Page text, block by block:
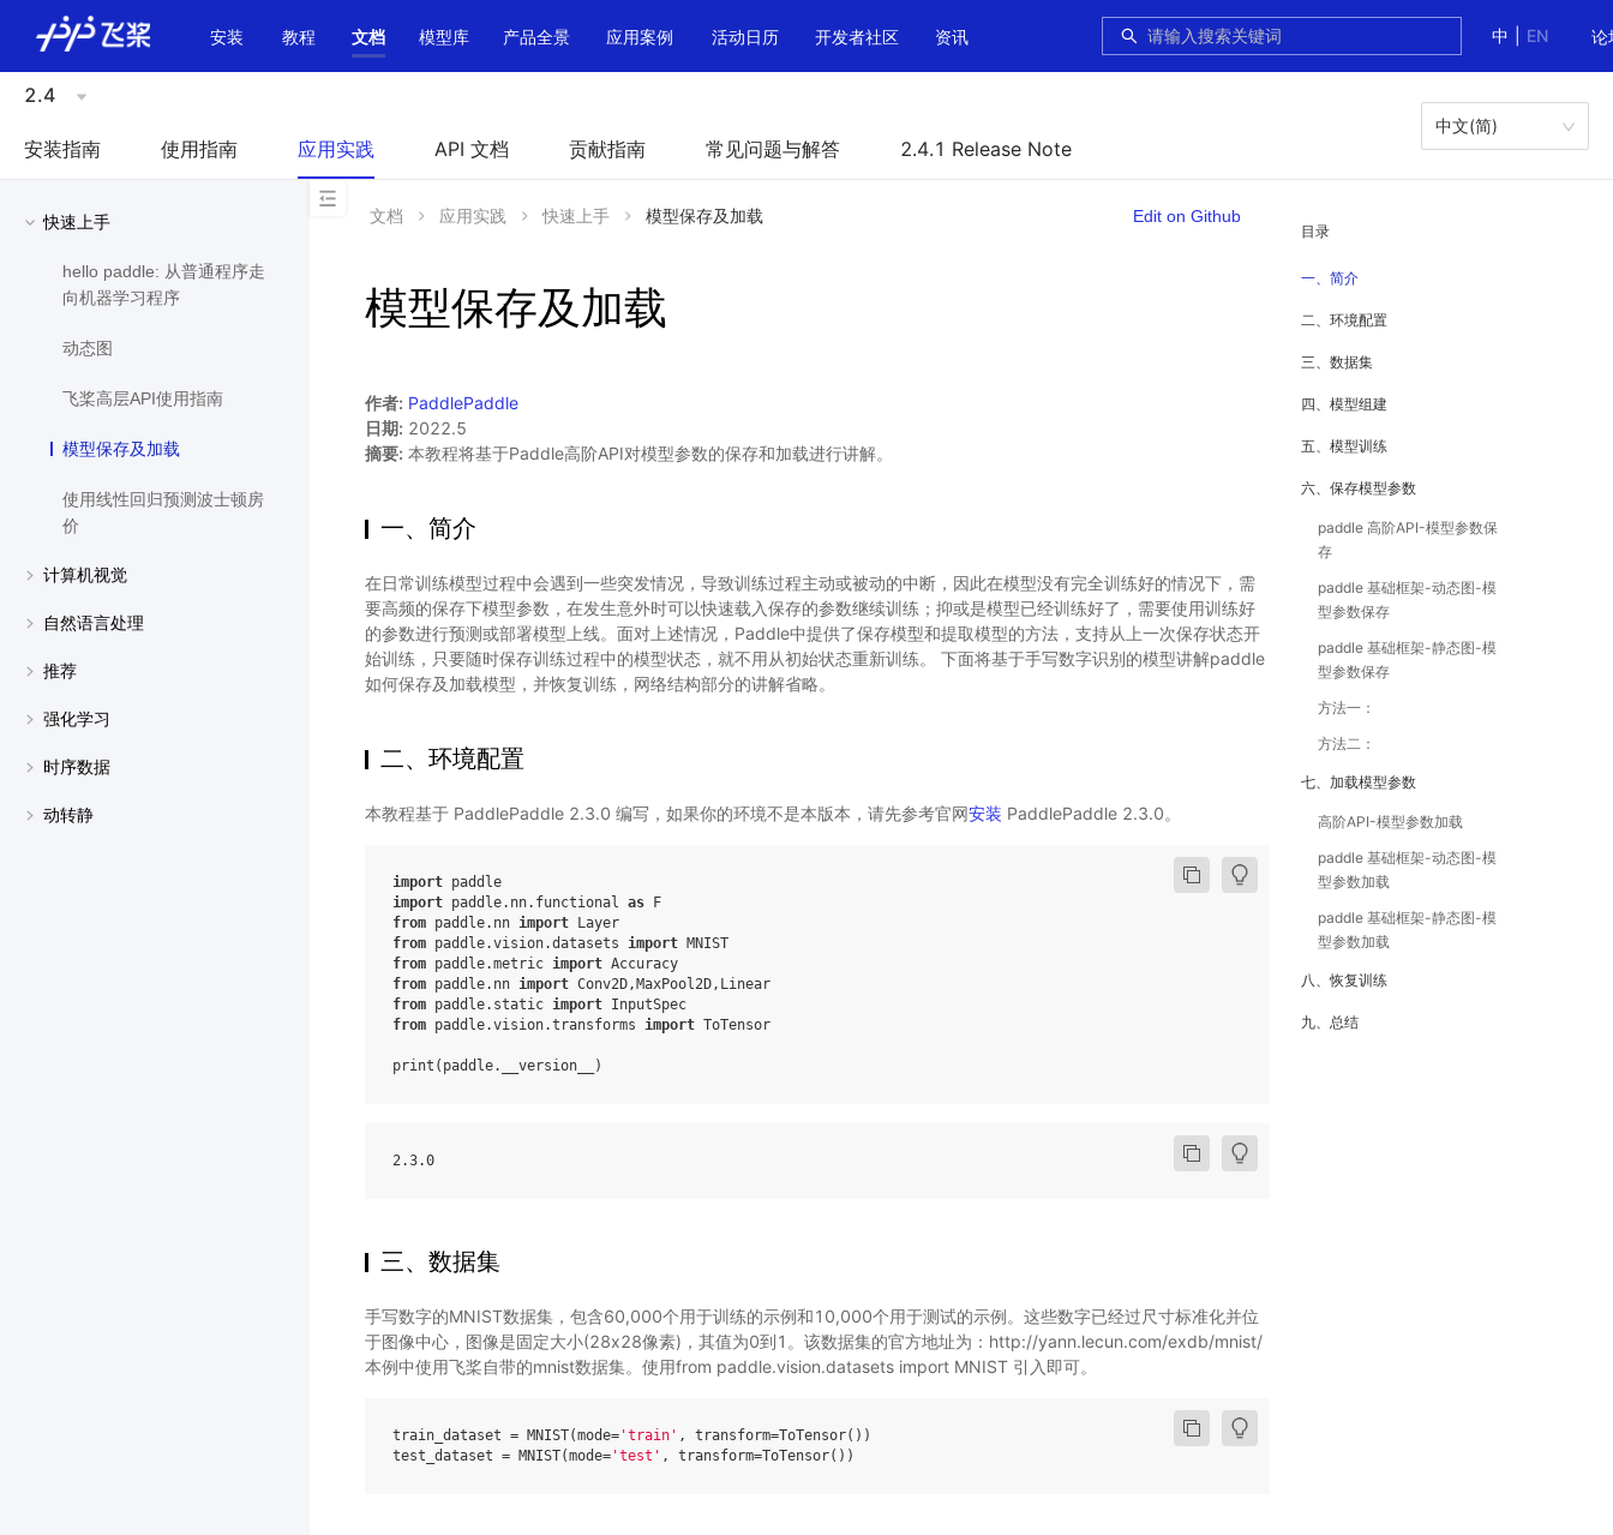
中
EN 论
安装 教程 文档 模型库 产品全景 应用案例 活动日历 开发者社区 资讯
2.4
安装指南 使用指南 应用实践 API 文档 贡献指南 常见问题与解答 2.4.1 Release Note
中文(简)
快速上手
hello paddle: 从普通程序走
向机器学习程序
动态图
飞桨高层API使用指南
模型保存及加载
使用线性回归预测波士顿房
价
计算机视觉
自然语言处理
推荐
强化学习
时序数据
动转静
目录
一、简介
二、环境配置
三、数据集
四、模型组建
五、模型训练
六、保存模型参数
paddle 高阶API-模型参数保
存
paddle 基础框架-动态图-模
型参数保存
paddle 基础框架-静态图-模
型参数保存
方法一：
方法二：
七、加载模型参数
高阶API-模型参数加载
paddle 基础框架-动态图-模
型参数加载
paddle 基础框架-静态图-模
型参数加载
八、恢复训练
九、总结
文档 应用实践 快速上手 模型保存及加载 Edit on Github
模型保存及加载
作者: PaddlePaddle
日期: 2022.5
摘要: 本教程将基于Paddle高阶API对模型参数的保存和加载进行讲解。
一、简介
在日常训练模型过程中会遇到一些突发情况，导致训练过程主动或被动的中断，因此在模型没有完全训练好的情况下，需
要高频的保存下模型参数，在发生意外时可以快速载入保存的参数继续训练；抑或是模型已经训练好了，需要使用训练好
的参数进行预测或部署模型上线。面对上述情况，Paddle中提供了保存模型和提取模型的方法，支持从上一次保存状态开
始训练，只要随时保存训练过程中的模型状态，就不用从初始状态重新训练。 下面将基于手写数字识别的模型讲解paddle
如何保存及加载模型，并恢复训练，网络结构部分的讲解省略。
二、环境配置
本教程基于 PaddlePaddle 2.3.0 编写，如果你的环境不是本版本，请先参考官网安装 PaddlePaddle 2.3.0。
import paddle
import paddle.nn.functional as
F
from paddle.nn import
Layer
from paddle.vision.datasets import MNIST
from paddle.metric import Accuracy
from paddle.nn import Conv2D, MaxPool2D, Linear
from paddle.static import InputSpec
from paddle.vision.transforms import ToTensor
print ( paddle. __version__ )
2.3.0
三、数据集
手写数字的MNIST数据集，包含60,000个用于训练的示例和10,000个用于测试的示例。这些数字已经过尺寸标准化并位
于图像中心，图像是固定大小(28x28像素)，其值为0到1。该数据集的官方地址为：http://yann.lecun.com/exdb/mnist/
本例中使用飞桨自带的mnist数据集。使用from paddle.vision.datasets import MNIST 引入即可。
train_dataset = MNIST(mode= 'train' , transform=ToTensor())
test_dataset = MNIST(mode= 'test' , transform=ToTensor())